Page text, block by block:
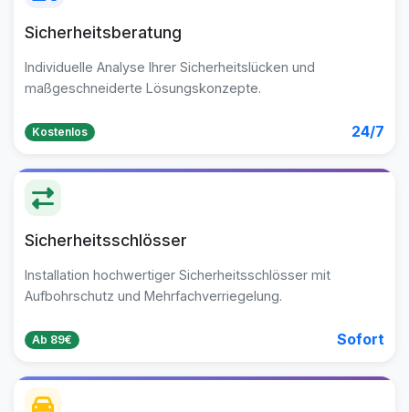
Sicherheitsberatung
Individuelle Analyse Ihrer Sicherheitslücken und
maßgeschneiderte Lösungskonzepte.
Kostenlos 24/7
Sicherheitsschlösser
Installation hochwertiger Sicherheitsschlösser mit
Aufbohrschutz und Mehrfachverriegelung.
Ab 89€ Sofort